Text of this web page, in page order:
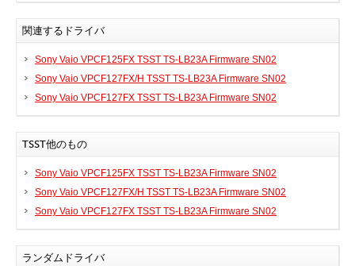
関連するドライバ
Sony Vaio VPCF125FX TSST TS-LB23A Firmware SN02
Sony Vaio VPCF127FX/H TSST TS-LB23A Firmware SN02
Sony Vaio VPCF127FX TSST TS-LB23A Firmware SN02
TSST他のもの
Sony Vaio VPCF125FX TSST TS-LB23A Firmware SN02
Sony Vaio VPCF127FX/H TSST TS-LB23A Firmware SN02
Sony Vaio VPCF127FX TSST TS-LB23A Firmware SN02
ランダムドライバ